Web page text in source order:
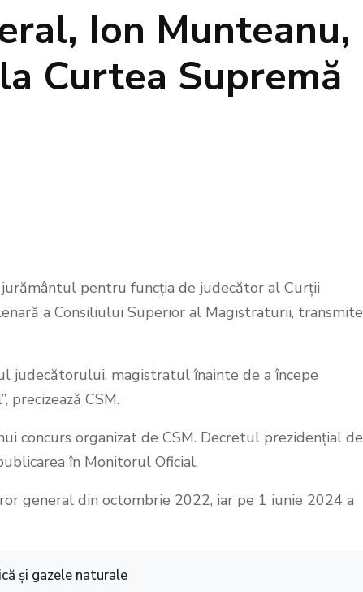
Ion Munteanu,
Curtea Supremă
pentru funcția de judecător al Curții
a Consiliului Superior al Magistraturii, transmite
judecătorului, magistratul înainte de a începe
precizează CSM.
concurs organizat de CSM. Decretul prezidențial de
în Monitorul Oficial.
general din octombrie 2022, iar pe 1 iunie 2024 a
și gazele naturale